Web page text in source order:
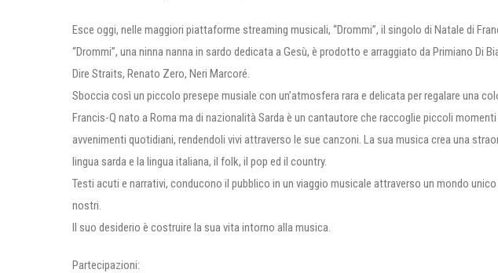
Esce oggi, nelle maggiori piattaforme streaming musicali, “Drommi”, il singolo di Natale di
“Drommi”, una ninna nanna in sardo dedicata a Gesù, è prodotto e arraggiato da Primiano Di
Dire Straits, Renato Zero, Neri Marcoré.
Sboccia così un piccolo presepe musiale con un’atmosfera rara e delicata per regalare una
Francis-Q nato a Roma ma di nazionalità Sarda è un cantautore che raccoglie piccoli
avvenimenti quotidiani, rendendoli vivi attraverso le sue canzoni. La sua musica crea una
lingua sarda e la lingua italiana, il folk, il pop ed il country.
Testi acuti e narrativi, conducono il pubblico in un viaggio musicale attraverso un mondo
nostri.
Il suo desiderio è costruire la sua vita intorno alla musica.
Partecipazioni: